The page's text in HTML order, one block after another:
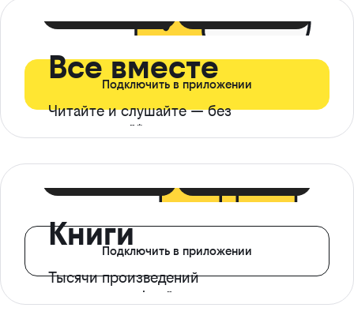
Все вместе
Читайте и слушайте — без
ограничений*
Подключить в приложении
Книги
Тысячи произведений
с доступом офлайн
Подключить в приложении